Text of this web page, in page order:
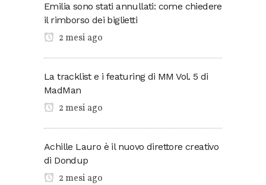
Emilia sono stati annullati: come chiedere
il rimborso dei biglietti
2 mesi ago
La tracklist e i featuring di MM Vol. 5 di
MadMan
2 mesi ago
Achille Lauro è il nuovo direttore creativo
di Dondup
2 mesi ago